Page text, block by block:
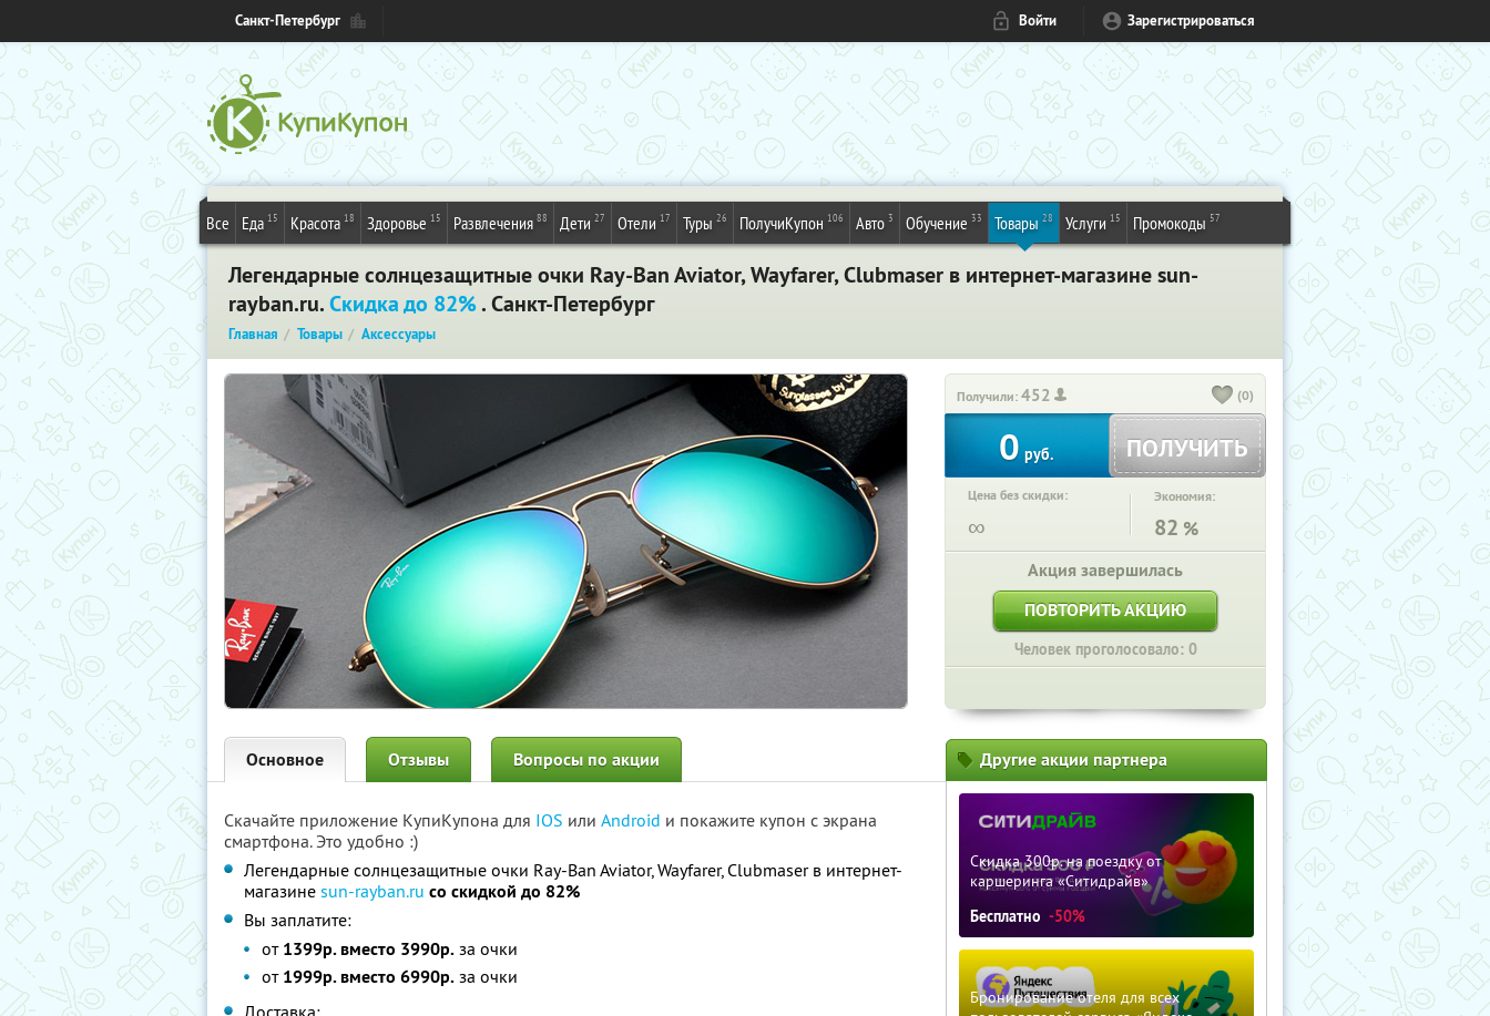
Санкт-Петербург Войти Зарегистрироваться
Все Еда 15 Красота 18 Здоровье 15 Развлечения 88 Дети 27 Отели 17 Туры 26 ПолучиКупон 106 Авто 3 Обучение 33 Товары 28 Услуги 15 Промокоды 57
Легендарные солнцезащитные очки Ray-Ban Aviator, Wayfarer, Clubmaser в интернет-магазине sun-
rayban.ru.Скидка до 82%. Санкт-Петербург
Главная Товары Аксессуары
Получили:452 (0)
0 руб. ПОЛУЧИТЬ
Цена без скидки:
∞
Экономия:
82 %
Акция завершилась
ПОВТОРИТЬ АКЦИЮ
Человек проголосовало: 0
Основное Отзывы Вопросы по акции
Скачайте приложение КупиКупона для IOS или Android и покажите купон с экрана
смартфона. Это удобно :)
Легендарные солнцезащитные очки Ray-Ban Aviator, Wayfarer, Clubmaser в интернет-
магазине sun-rayban.ru со скидкой до 82%
Вы заплатите:
от 1399р. вместо 3990р. за очки
от 1999р. вместо 6990р. за очки
Доставка:
Другие акции партнера
Скидка 300р. на поездку от
каршеринга «Ситидрайв»
Бесплатно -50%
Бронирование отеля для всех